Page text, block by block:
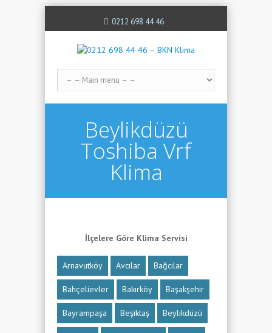
0212 698 44 46
Beylikdüzü
Toshiba Vrf
Klima
İlçelere Göre Klima Servisi
Arnavutköy Avcılar Bağcılar
Bahçelievler Bakırköy Başakşehir
Bayrampaşa Beşiktaş Beylikdüzü